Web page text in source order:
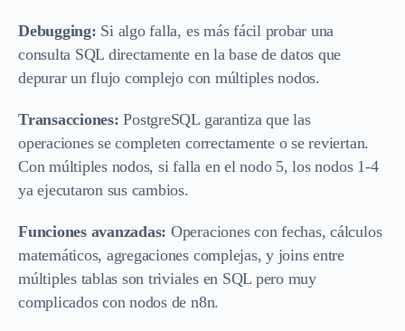
Debugging: Si algo falla, es más fácil probar una
consulta SQL directamente en la base de datos que
depurar un flujo complejo con múltiples nodos.
Transacciones: PostgreSQL garantiza que las
operaciones se completen correctamente o se reviertan.
Con múltiples nodos, si falla en el nodo 5, los nodos 1-4
ya ejecutaron sus cambios.
Funciones avanzadas: Operaciones con fechas, cálculos
matemáticos, agregaciones complejas, y joins entre
múltiples tablas son triviales en SQL pero muy
complicados con nodos de n8n.